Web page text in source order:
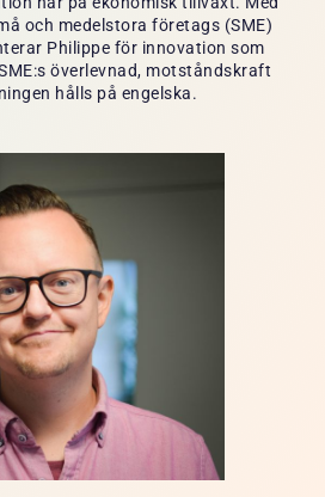
och medelstora företags (SME)
Philippe för innovation som
överlevnad, motståndskraft
hålls på engelska.